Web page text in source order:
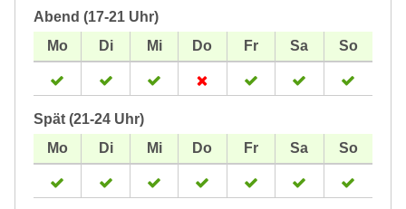
Abend (17-21 Uhr)
Spät (21-24 Uhr)